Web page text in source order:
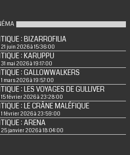
: BIZARROFILIA
21 juin 2026 à 15:36:00
: KARUPPU
mai 2026 à 19:17:00
: GALLOWWALKERS
1 mars 2026 à 19:57:00
: LES VOYAGES DE GULLIVER
15 février 2026 à 23:28:00
: LE CRÂNE MALÉFIQUE
1 février 2026 à 23:59:00
: ARENA
25 janvier 2026 à 18:04:00